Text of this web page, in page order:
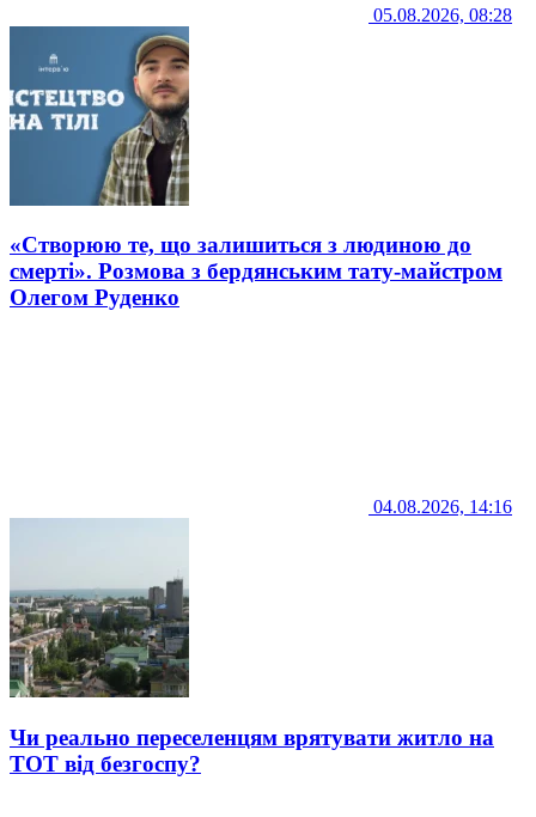
05.08.2026, 08:28
«Створюю те, що залишиться з людиною до
смерті». Розмова з бердянським тату-майстром
Олегом Руденко
04.08.2026, 14:16
Чи реально переселенцям врятувати житло на
ТОТ від безгоспу?